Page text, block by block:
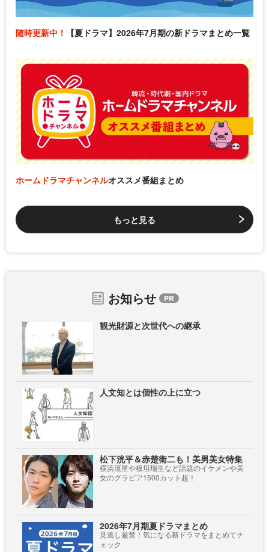
随時更新中！ 【夏ドラマ】2026年7月期の新ドラマまとめ一覧
ホームドラマチャンネルオススメ番組まとめ
もっと見る
お知らせ
観光財源と次世代への継承
人文知とは個性の上に立つ
松下洸平＆赤楚衛二も！美男美女特集
横浜流星や板垣瑞生など話題のイケメンや美
女のグラビア1500カット超！
2026年7月期夏ドラマまとめ
見逃し厳禁！気になる新ドラマをまとめてチ
ェック